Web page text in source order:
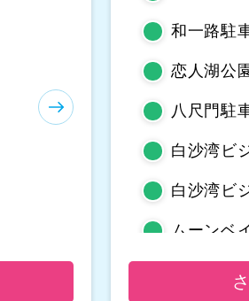
和一路駐
恋人湖公
八尺門駐
白沙湾ビ
白沙湾ビ
ムーンベ
野柳地質